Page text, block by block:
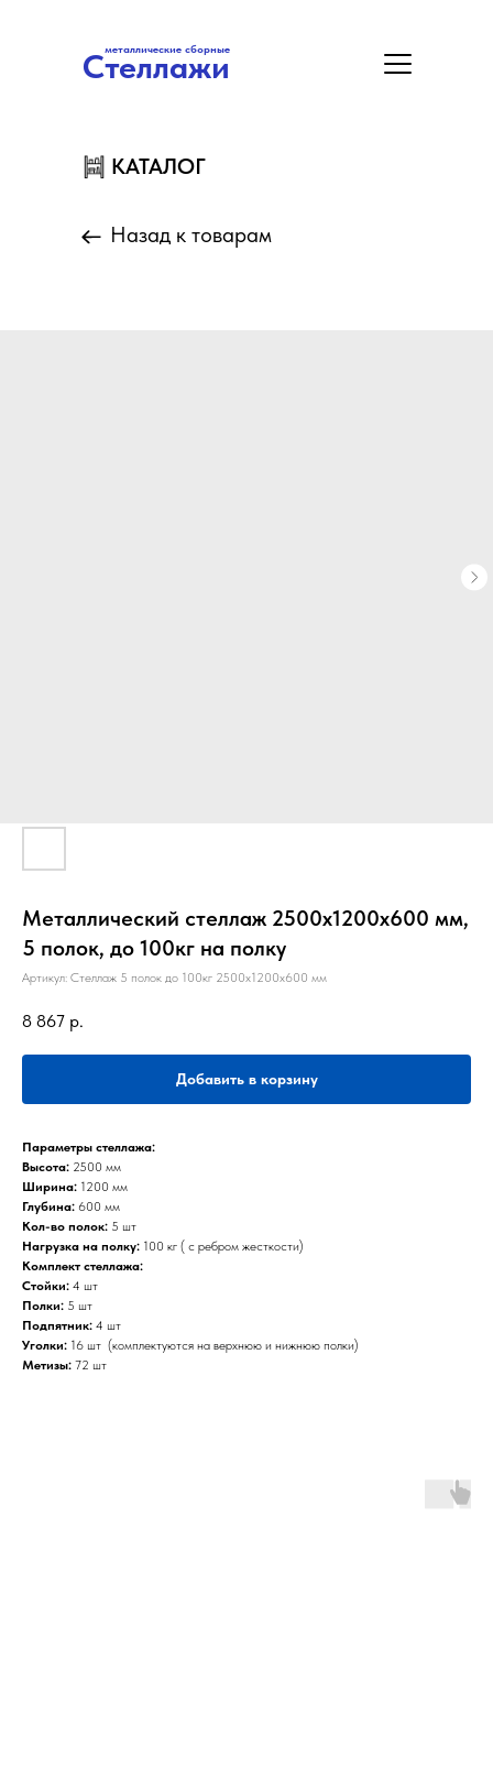
Стеллажи
металлические сборные
Стеллажи
КАТАЛОГ
Назад к товарам
Металлический стеллаж 2500х1200х600 мм,
5 полок, до 100кг на полку
Артикул: Стеллаж 5 полок до 100кг 2500х1200х600 мм
8 867 р.
Добавить в корзину
Параметры стеллажа:
Высота: 2500 мм
Ширина: 1200 мм
Глубина: 600 мм
Кол-во полок: 5 шт
Нагрузка на полку: 100 кг ( с ребром жесткости)
Комплект стеллажа:
Стойки: 4 шт
Полки: 5 шт
Подпятник: 4 шт
Уголки: 16 шт (комплектуются на верхнюю и нижнюю полки)
Метизы: 72 шт